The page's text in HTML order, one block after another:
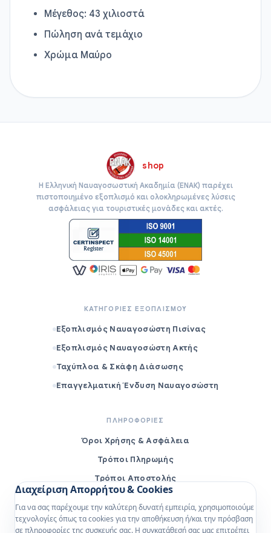
Μέγεθος: 43 χιλιοστά
Πώληση ανά τεμάχιο
Χρώμα Μαύρο
shop
Η Ελληνική Ναυαγοσωστική Ακαδημία (ΕΝΑΚ) παρέχει
πιστοποιημένο εξοπλισμό και ολοκληρωμένες λύσεις
ασφάλειας για τουριστικές μονάδες και ακτές.
ΚΑΤΗΓΟΡΙΕΣ ΕΞΟΠΛΙΣΜΟΥ
Εξοπλισμός Ναυαγοσώστη Πισίνας
Εξοπλισμός Ναυαγοσώστη Ακτής
Ταχύπλοα & Σκάφη Διάσωσης
Επαγγελματική Ένδυση Ναυαγοσώστη
ΠΛΗΡΟΦΟΡΙΕΣ
Όροι Χρήσης & Ασφάλεια
Τρόποι Πληρωμής
Τρόποι Αποστολής
Πολιτική Επιστροφών
Επικοινωνία
Διαχείριση Απορρήτου & Cookies
Για να σας παρέχουμε την καλύτερη δυνατή εμπειρία, χρησιμοποιούμε
τεχνολογίες όπως τα cookies για την αποθήκευση ή/και την πρόσβαση
σε πληροφορίες της συσκευής σας. Η συγκατάθεσή σας μας επιτρέπει